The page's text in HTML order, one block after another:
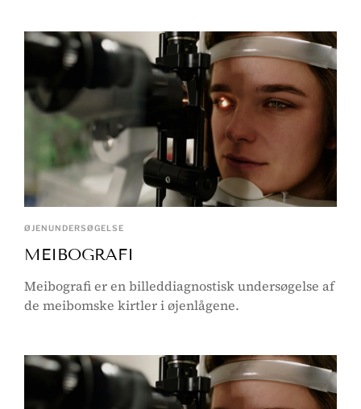
ØJENUNDERSØGELSE
MEIBOGRAFI
Meibografi er en billeddiagnostisk undersøgelse af
de meibomske kirtler i øjenlågene.